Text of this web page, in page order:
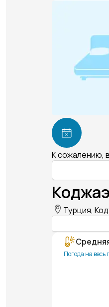
К сожалению,
Турция,
Погода на весь